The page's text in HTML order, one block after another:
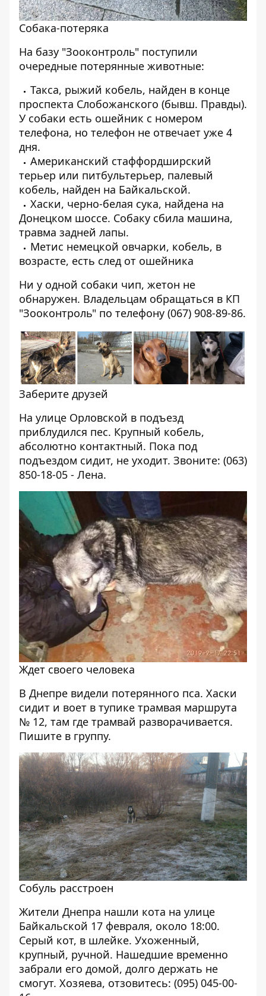
Собака-потеряка
На базу "Зооконтроль" поступили
очередные потерянные животные:
Такса, рыжий кобель, найден в конце
проспекта Слобожанского (бывш. Правды).
У собаки есть ошейник с номером
телефона, но телефон не отвечает уже 4
дня.
Американский стаффордширский
терьер или питбультерьер, палевый
кобель, найден на Байкальской.
Хаски, черно-белая сука, найдена на
Донецком шоссе. Собаку сбила машина,
травма задней лапы.
Метис немецкой овчарки, кобель, в
возрасте, есть след от ошейника
Ни у одной собаки чип, жетон не
обнаружен. Владельцам обращаться в КП
"Зооконтроль" по телефону (067) 908-89-86.
Заберите друзей
На улице Орловской в подъезд
приблудился пес. Крупный кобель,
абсолютно контактный. Пока под
подъездом сидит, не уходит. Звоните: (063)
850-18-05 - Лена.
Ждет своего человека
В Днепре видели потерянного пса. Хаски
сидит и воет в тупике трамвая маршрута
№ 12, там где трамвай разворачивается.
Пишите в группу.
Собуль расстроен
Жители Днепра нашли кота на улице
Байкальской 17 февраля, около 18:00.
Серый кот, в шлейке. Ухоженный,
крупный, ручной. Нашедшие временно
забрали его домой, долго держать не
смогут. Хозяева, отзовитесь: (095) 045-00-